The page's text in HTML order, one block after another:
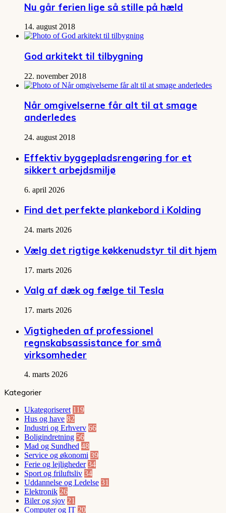
Nu går ferien lige så stille på hæld
14. august 2018
God arkitekt til tilbygning
22. november 2018
Når omgivelserne får alt til at smage
anderledes
24. august 2018
Effektiv byggepladsrengøring for et
sikkert arbejdsmiljø
6. april 2026
Find det perfekte plankebord i Kolding
24. marts 2026
Vælg det rigtige køkkenudstyr til dit hjem
17. marts 2026
Valg af dæk og fælge til Tesla
17. marts 2026
Vigtigheden af professionel
regnskabsassistance for små
virksomheder
4. marts 2026
Kategorier
Ukategoriseret 119
Hus og have 82
Industri og Erhverv 66
Boligindretning 56
Mad og Sundhed 48
Service og økonomi 39
Ferie og lejligheder 34
Sport og friluftsliv 34
Uddannelse og Ledelse 31
Elektronik 26
Biler og sjov 21
Computer og IT 20